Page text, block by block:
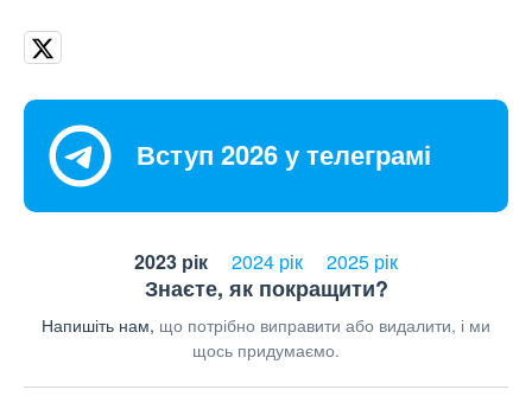
Вступ 2026 у телеграмі
2023 рік 2024 рік 2025 рік
Знаєте, як покращити?
Напишіть нам, що потрібно виправити або видалити, і ми
щось придумаємо.